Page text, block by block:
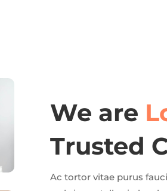
We are
Trusted
Ac tortor vitae purus